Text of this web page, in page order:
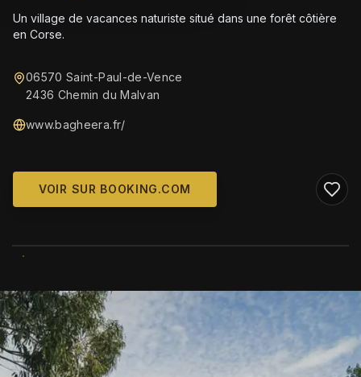
Un village de vacances naturiste situé dans une forêt côtière
en Corse.
06570 Saint-Paul-de-Vence
2436 Chemin du Malvan
www.bagheera.fr/
VOIR SUR BOOKING.COM